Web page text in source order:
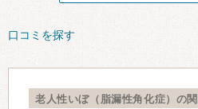
口コミを探す
老人性いぼ（脂漏性角化症）の